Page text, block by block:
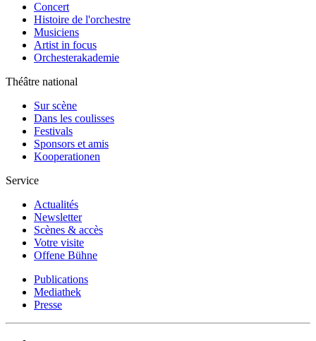
Concert
Histoire de l'orchestre
Musiciens
Artist in focus
Orchesterakademie
Théâtre national
Sur scène
Dans les coulisses
Festivals
Sponsors et amis
Kooperationen
Service
Actualités
Newsletter
Scènes & accès
Votre visite
Offene Bühne
Publications
Mediathek
Presse